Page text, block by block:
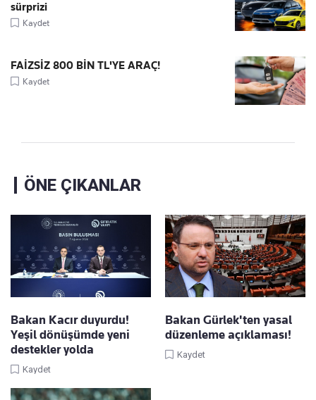
sürprizi
Kaydet
FAİZSİZ 800 BİN TL'YE ARAÇ!
Kaydet
ÖNE ÇIKANLAR
Bakan Kacır duyurdu!
Yeşil dönüşümde yeni
destekler yolda
Kaydet
Bakan Gürlek'ten yasal
düzenleme açıklaması!
Kaydet